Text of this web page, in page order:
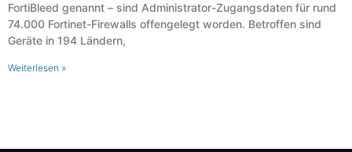
FortiBleed genannt – sind Administrator-Zugangsdaten für rund
74.000 Fortinet-Firewalls offengelegt worden. Betroffen sind
Geräte in 194 Ländern,
Weiterlesen »